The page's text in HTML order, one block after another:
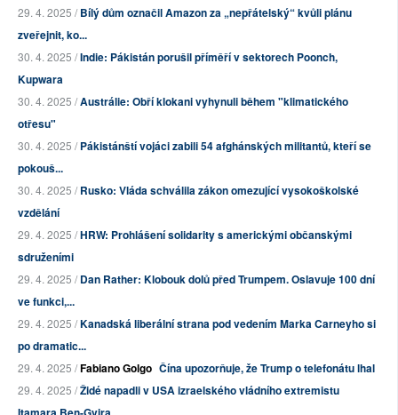
29. 4. 2025 /Bílý dům označil Amazon za „nepřátelský“ kvůli plánu
zveřejnit, ko...
30. 4. 2025 /Indie: Pákistán porušil příměří v sektorech Poonch,
Kupwara
30. 4. 2025 /Austrálie: Obří klokani vyhynuli během "klimatického
otřesu"
30. 4. 2025 /Pákistánští vojáci zabili 54 afghánských militantů, kteří se
pokouš...
30. 4. 2025 /Rusko: Vláda schválila zákon omezující vysokoškolské
vzdělání
29. 4. 2025 /HRW: Prohlášení solidarity s americkými občanskými
sdruženími
29. 4. 2025 /Dan Rather: Klobouk dolů před Trumpem. Oslavuje 100 dní
ve funkci,...
29. 4. 2025 /Kanadská liberální strana pod vedením Marka Carneyho si
po dramatic...
29. 4. 2025 /Fabiano Golgo Čína upozorňuje, že Trump o telefonátu lhal
29. 4. 2025 /Židé napadli v USA izraelského vládního extremistu